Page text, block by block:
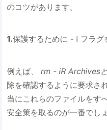
のコツがあります。
1.保護するために - i フラグ
例えば、 rm - iR Archivesと
除を確認するように要求さ
当にこれらのファイルをす
安全策を取るのが一番でしょ